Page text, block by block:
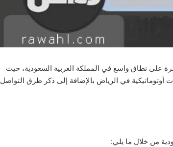
الأوتوماتيكية منتشرة على نطاق واسع في المملكة العربية السعودية، حيث
في الرياض بالإضافة إلى ذكر طرق التواصل
من خلال ما يلي: